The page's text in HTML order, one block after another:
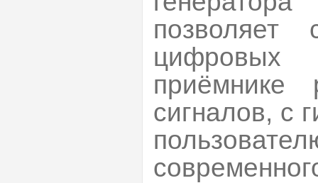
позволяет
цифровых
приёмнике
сигналов, с